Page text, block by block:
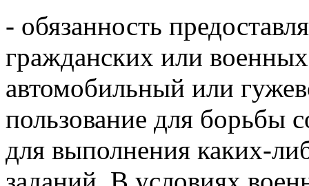
- обязанность
гражданских или
автомобильный или
пользование для борьбы
для выполнения каких-